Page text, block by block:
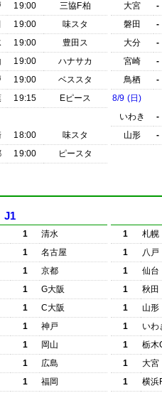
19:00
三協F柏
19:00
味スタ
19:00
豊田ス
19:00
ハナサカ
19:00
ベススタ
19:15
Eピース
18:00
味スタ
19:00 ピースタ
大宮
-
磐田
-
大分
-
宮崎
-
鳥栖
-
8/9 (日)
いわき
-
山形
-
J1
1
清水
1
名古屋
1
京都
1
G大阪
1
C大阪
1
神戸
1
岡山
1
広島
1 福岡
1 札幌
1
八戸
1
仙台
1
秋田
1
山形
1
いわ
1
栃木
1
大宮
1
横浜